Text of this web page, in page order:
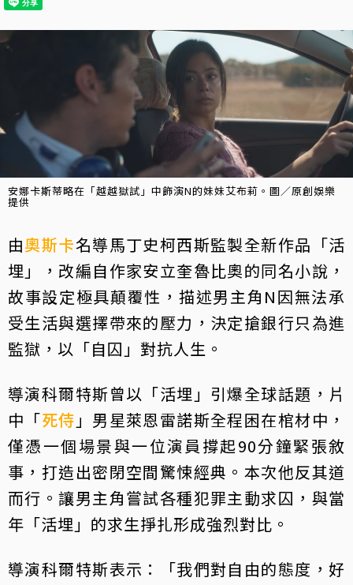
安娜卡斯蒂略在「越越獄試」中飾演N的妹妹艾布莉。圖／原創娛樂
提供
由奧斯卡名導馬丁史柯西斯監製全新作品「活
埋」，改編自作家安立奎魯比奧的同名小說，
故事設定極具顛覆性，描述男主角N因無法承
受生活與選擇帶來的壓力，決定搶銀行只為進
監獄，以「自囚」對抗人生。
導演科爾特斯曾以「活埋」引爆全球話題，片
中「死侍 」男星萊恩雷諾斯全程困在棺材中，
僅憑一個場景與一位演員撐起90分鐘緊張敘
事，打造出密閉空間驚悚經典。本次他反其道
而行。讓男主角嘗試各種犯罪主動求囚，與當
年「活埋」的求生掙扎形成強烈對比。
導演科爾特斯表示：「我們對自由的態度，好